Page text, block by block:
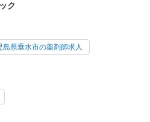
ク
島県垂水市の薬剤師求人